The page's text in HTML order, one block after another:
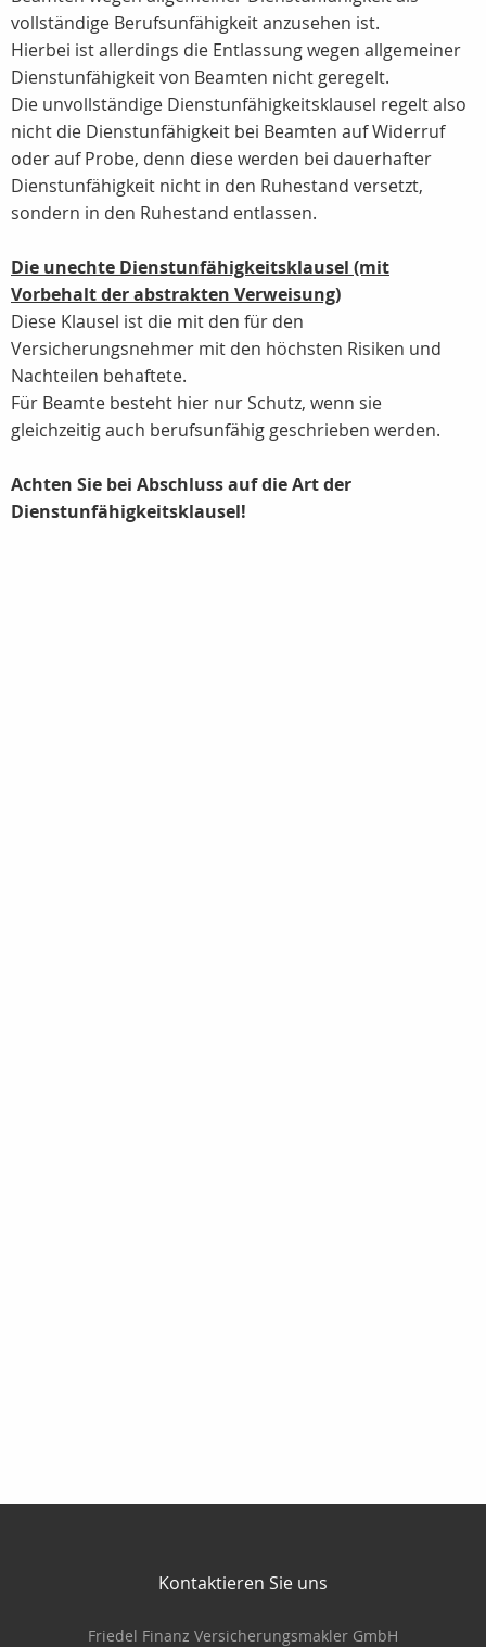
vollständige Berufsunfähigkeit anzusehen ist.
Hierbei ist allerdings die Entlassung wegen allgemeiner
Dienstunfähigkeit von Beamten nicht geregelt.
Die unvollständige Dienstunfähigkeitsklausel regelt also
nicht die Dienstunfähigkeit bei Beamten auf Widerruf
oder auf Probe, denn diese werden bei dauerhafter
Dienstunfähigkeit nicht in den Ruhestand versetzt,
sondern in den Ruhestand entlassen.
Die unechte Dienstunfähigkeitsklausel (mit
Vorbehalt der abstrakten Verweisung)
Diese Klausel ist die mit den für den
Versicherungsnehmer mit den höchsten Risiken und
Nachteilen behaftete.
Für Beamte besteht hier nur Schutz, wenn sie
gleichzeitig auch berufsunfähig geschrieben werden.
Achten Sie bei Abschluss auf die Art der
Dienstunfähigkeitsklausel!
Kontaktieren Sie uns
Friedel Finanz Versicherungsmakler GmbH